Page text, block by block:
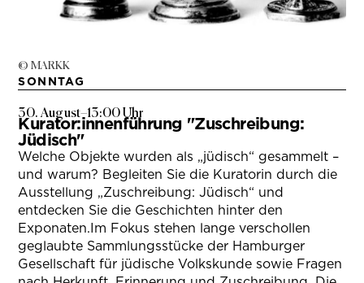
© MARKK
SONNTAG
30. August–13:00 Uhr
Kurator:innenführung "Zuschreibung:
Jüdisch"
Welche Objekte wurden als „jüdisch“ gesammelt –
und warum? Begleiten Sie die Kuratorin durch die
Ausstellung „Zuschreibung: Jüdisch“ und
entdecken Sie die Geschichten hinter den
Exponaten.Im Fokus stehen lange verschollen
geglaubte Sammlungsstücke der Hamburger
Gesellschaft für jüdische Volkskunde sowie Fragen